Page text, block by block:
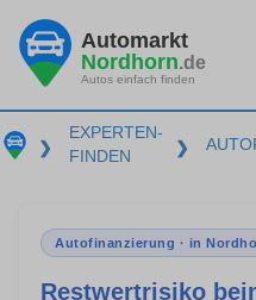
Automarkt
Nordhorn.de
Autos einfach finden
❯
EXPERTEN-
FINDEN
❯
Autofinanzierung · in
Restwertrisiko